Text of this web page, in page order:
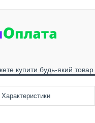
купити будь-який
Характеристики